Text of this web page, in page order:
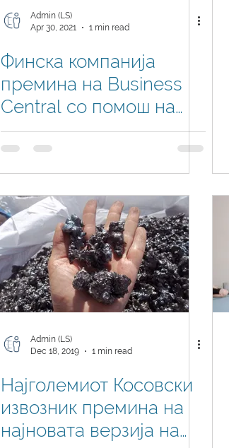
Admin (LS)
Apr 30, 2021
1 min read
Финска компанија
премина на Business
Central со помош на
Логин Системи
Admin (LS)
Dec 18, 2019
1 min read
Најголемиот Косовски
извозник премина на
најновата верзија на